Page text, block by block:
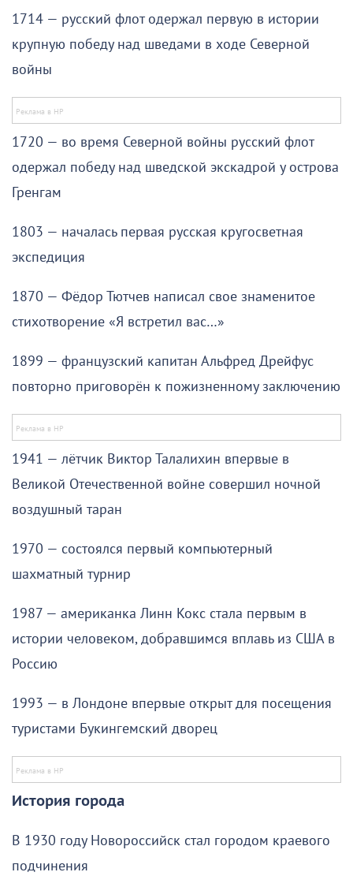
1714 — русский флот одержал первую в истории
крупную победу над шведами в ходе Северной
войны
1720 — во время Северной войны русский флот
одержал победу над шведской экскадрой у острова
Гренгам
1803 — началась первая русская кругосветная
экспедиция
1870 — Фёдор Тютчев написал свое знаменитое
стихотворение «Я встретил вас…»
1899 — французский капитан Альфред Дрейфус
повторно приговорён к пожизненному заключению
1941 — лётчик Виктор Талалихин впервые в
Великой Отечественной войне совершил ночной
воздушный таран
1970 — состоялся первый компьютерный
шахматный турнир
1987 — американка Линн Кокс стала первым в
истории человеком, добравшимся вплавь из США в
Россию
1993 — в Лондоне впервые открыт для посещения
туристами Букингемский дворец
История города
В 1930 году Новороссийск стал городом краевого
подчинения